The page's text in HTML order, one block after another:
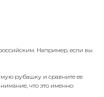
Например, если вы
рубашку и сравните ее
что это именно